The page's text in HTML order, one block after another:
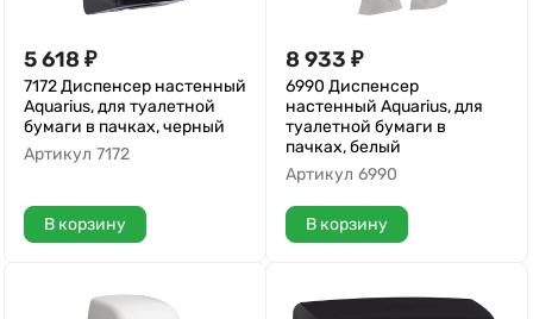
5 618 ₽
7172 Диспенсер настенный
Aquarius, для туалетной
бумаги в пачках, черный
Артикул 7172
В корзину
8 933 ₽
6990 Диспенсер
настенный Aquarius, для
туалетной бумаги в
пачках, белый
Артикул 6990
В корзину